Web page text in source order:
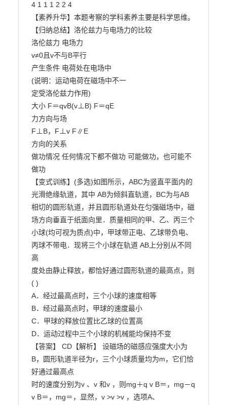
4 1 1 1 2 2 4
【素养升华】本题考察的学科素养主要是科学思维。
【归纳总结】洛伦兹力与电场力的比较
洛伦兹力 电场力
v≠0且v不与B平行
产生条件 电荷处在电场中
(说明：运动电荷在磁场中不一
定受洛伦兹力作用)
大小 F＝qvB(v⊥B) F＝qE
力方向与场
F⊥B，F⊥v F∥E
方向的关系
做功情况 任何情况下都不做功 可能做功，也可能不
做功
【变式训练】(多选)如图所示，ABC为竖直平面内的
光滑绝缘轨道，其中 AB为倾斜直轨道，BC为与AB
相切的圆形轨道，并且圆形轨道处在匀强磁场中，磁
场方向垂直于纸面向里．质量相同的甲、乙、丙三个
小球(均可视为质点)中，甲球带正电、乙球带负电、
丙球不带电．现将三个小球在轨道 AB上分别从不同
高
度处由静止释放，都恰好通过圆形轨道的最高点，则
( )
A．经过最高点时，三个小球的速度相等
B．经过最高点时，甲球的速度最小
C．甲球的释放位置比乙球的位置高
D．运动过程中三个小球的机械能均保持不变
【答案】 CD【解析】 设磁场的磁感应强度大小为
B，圆形轨道半径为r，三个小球质量均为m，它们恰
好通过最高点
时的速度分别为v 、v 和v ，则mg＋q v B＝，mg－q
v B＝，mg＝，显然，v >v >v ，选项A、